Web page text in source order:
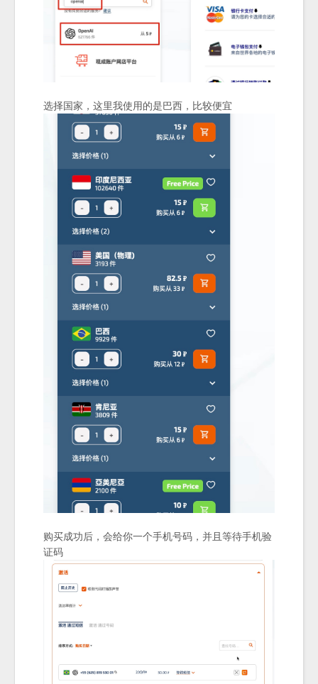
选择国家，这里我使用的是巴西，比较便宜
购买成功后，会给你一个手机号码，并且等待手机验
证码